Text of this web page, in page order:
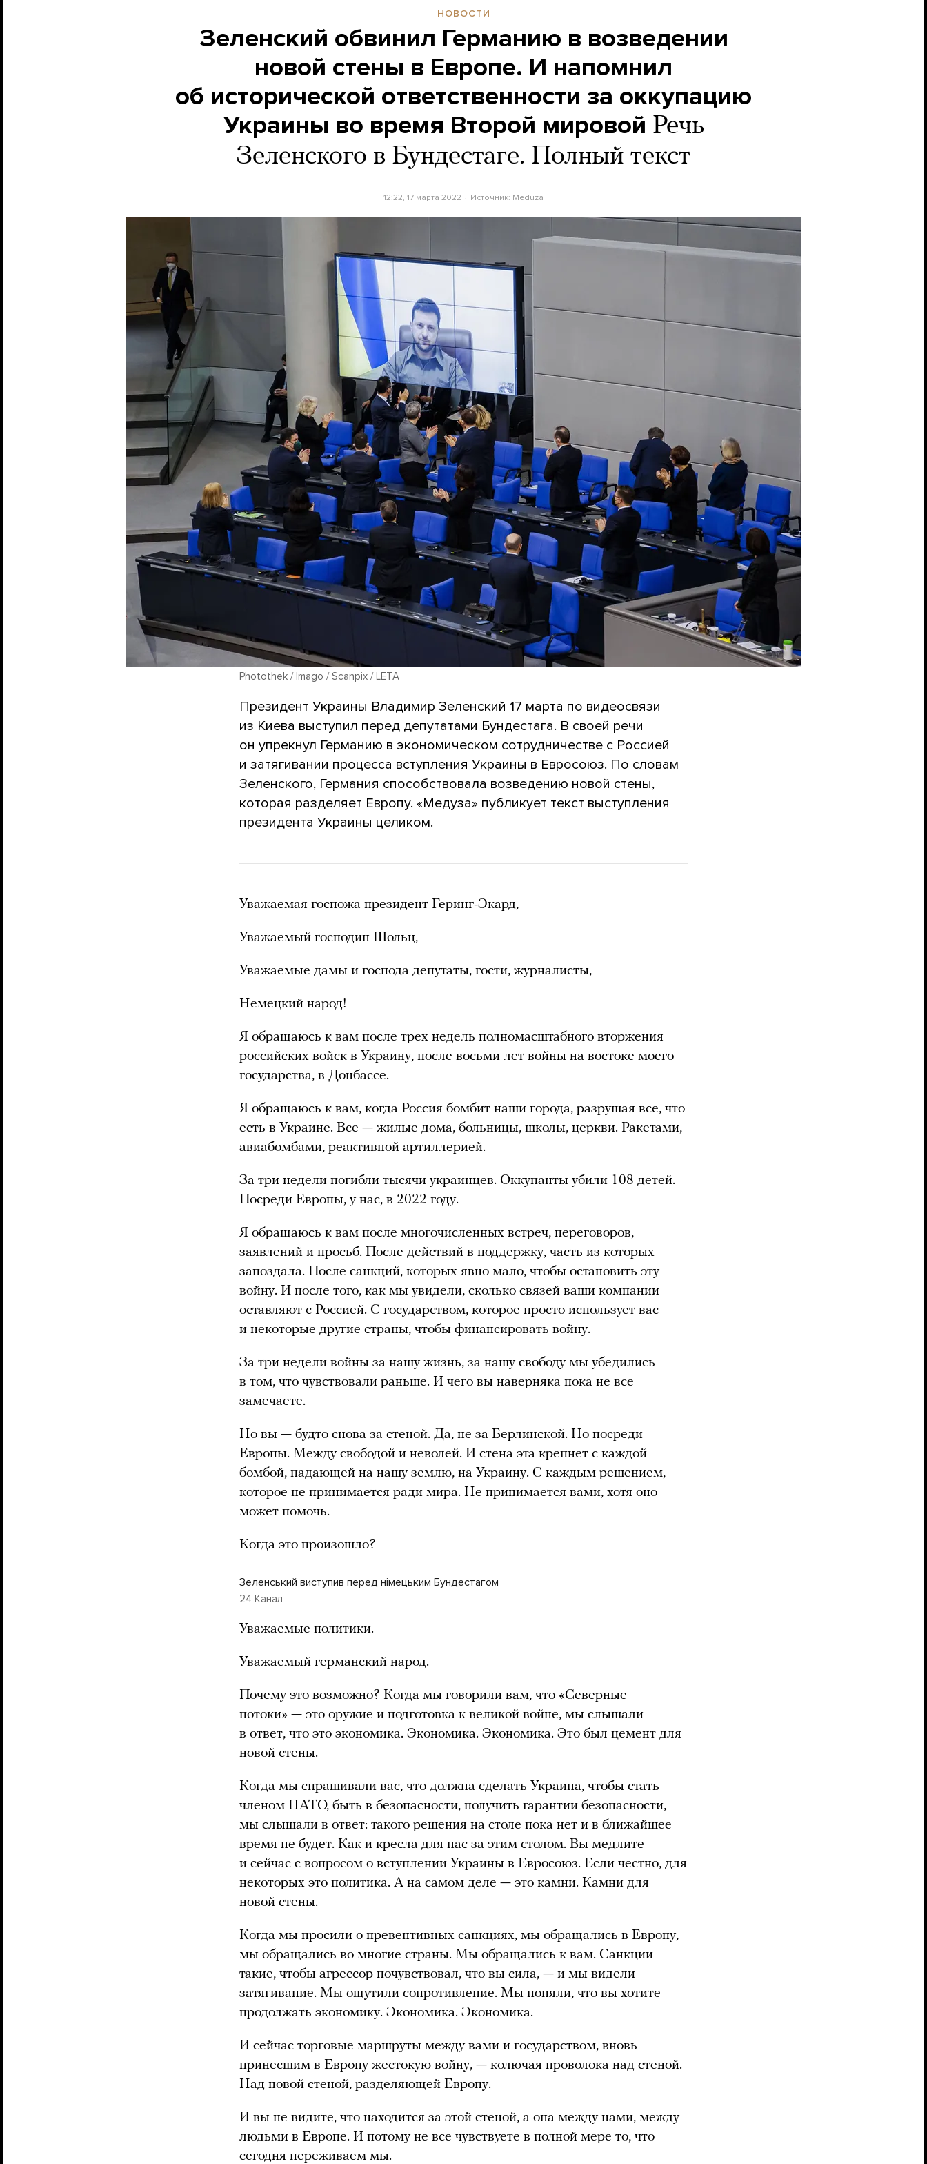
НОВОСТИ
Зеленский обвинил Германию в возведении
новой стены в Европе. И напомнил
об исторической ответственности за оккупацию
Украины во время Второй мировой Речь
Зеленского в Бундестаге. Полный текст
12:22, 17 марта 2022 Источник: Meduza
Photothek / Imago / Scanpix / LETA
Президент Украины Владимир Зеленский 17 марта по видеосвязи
из Киева выступил перед депутатами Бундестага. В своей речи
он упрекнул Германию в экономическом сотрудничестве с Россией
и затягивании процесса вступления Украины в Евросоюз. По словам
Зеленского, Германия способствовала возведению новой стены,
которая разделяет Европу. «Медуза» публикует текст выступления
президента Украины целиком.
Уважаемая госпожа президент Геринг-Экард,
Уважаемый господин Шольц,
Уважаемые дамы и господа депутаты, гости, журналисты,
Немецкий народ!
Я обращаюсь к вам после трех недель полномасштабного вторжения
российских войск в Украину, после восьми лет войны на востоке моего
государства, в Донбассе.
Я обращаюсь к вам, когда Россия бомбит наши города, разрушая все, что
есть в Украине. Все — жилые дома, больницы, школы, церкви. Ракетами,
авиабомбами, реактивной артиллерией.
За три недели погибли тысячи украинцев. Оккупанты убили 108 детей.
Посреди Европы, у нас, в 2022 году.
Я обращаюсь к вам после многочисленных встреч, переговоров,
заявлений и просьб. После действий в поддержку, часть из которых
запоздала. После санкций, которых явно мало, чтобы остановить эту
войну. И после того, как мы увидели, сколько связей ваши компании
оставляют с Россией. С государством, которое просто использует вас
и некоторые другие страны, чтобы финансировать войну.
За три недели войны за нашу жизнь, за нашу свободу мы убедились
в том, что чувствовали раньше. И чего вы наверняка пока не все
замечаете.
Но вы — будто снова за стеной. Да, не за Берлинской. Но посреди
Европы. Между свободой и неволей. И стена эта крепнет с каждой
бомбой, падающей на нашу землю, на Украину. С каждым решением,
которое не принимается ради мира. Не принимается вами, хотя оно
может помочь.
Когда это произошло?
Зеленський виступив перед німецьким Бундестагом
24 Канал
Уважаемые политики.
Уважаемый германский народ.
Почему это возможно? Когда мы говорили вам, что «Северные
потоки» — это оружие и подготовка к великой войне, мы слышали
в ответ, что это экономика. Экономика. Экономика. Это был цемент для
новой стены.
Когда мы спрашивали вас, что должна сделать Украина, чтобы стать
членом НАТО, быть в безопасности, получить гарантии безопасности,
мы слышали в ответ: такого решения на столе пока нет и в ближайшее
время не будет. Как и кресла для нас за этим столом. Вы медлите
и сейчас с вопросом о вступлении Украины в Евросоюз. Если честно, для
некоторых это политика. А на самом деле — это камни. Камни для
новой стены.
Когда мы просили о превентивных санкциях, мы обращались в Европу,
мы обращались во многие страны. Мы обращались к вам. Санкции
такие, чтобы агрессор почувствовал, что вы сила, — и мы видели
затягивание. Мы ощутили сопротивление. Мы поняли, что вы хотите
продолжать экономику. Экономика. Экономика.
И сейчас торговые маршруты между вами и государством, вновь
принесшим в Европу жестокую войну, — колючая проволока над стеной.
Над новой стеной, разделяющей Европу.
И вы не видите, что находится за этой стеной, а она между нами, между
людьми в Европе. И потому не все чувствуете в полной мере то, что
сегодня переживаем мы.